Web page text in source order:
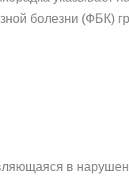
болезни (ФБК)
в